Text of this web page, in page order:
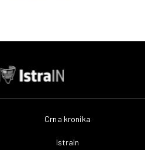
Crna kronika
IstraIn